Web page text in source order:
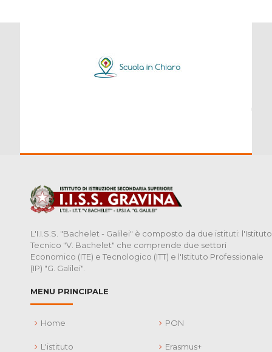
L'I.I.S.S. "Bachelet - Galilei" è composto da due istituti: l'Istituto
Tecnico "V. Bachelet" che comprende due settori
Economico (ITE) e Tecnologico (ITT) e l'Istituto Professionale
(IP) "G. Galilei".
MENU PRINCIPALE
Home
L'istituto
PON
Erasmus+